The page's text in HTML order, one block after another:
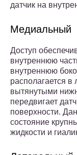
датчик на
Медиальный
Доступ
внутреннюю
внутреннюю
располагается
вытянутыми
передвигает
поверхности.
состояние
жидкости и